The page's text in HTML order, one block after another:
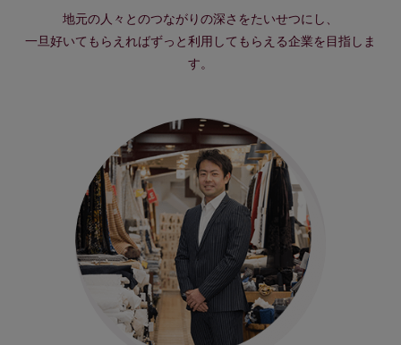
地元の人々とのつながりの深さをたいせつにし、
一旦好いてもらえればずっと利用してもらえる企業を目指しま
す。